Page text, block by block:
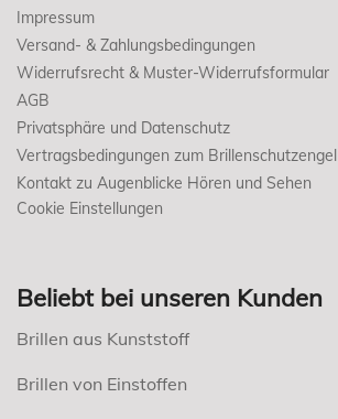
Impressum
Versand- & Zahlungsbedingungen
Widerrufsrecht & Muster-Widerrufsformular
AGB
Privatsphäre und Datenschutz
Vertragsbedingungen zum Brillenschutzengel
Kontakt zu Augenblicke Hören und Sehen
Cookie Einstellungen
Beliebt bei unseren Kunden
Brillen aus Kunststoff
Brillen von Einstoffen